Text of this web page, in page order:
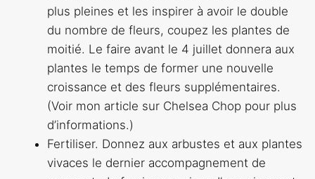
plus pleines et les inspirer à avoir le double
du nombre de fleurs, coupez les plantes de
moitié. Le faire avant le 4 juillet donnera aux
plantes le temps de former une nouvelle
croissance et des fleurs supplémentaires.
(Voir mon article sur Chelsea Chop pour plus
d’informations.)
Fertiliser. Donnez aux arbustes et aux plantes
vivaces le dernier accompagnement de